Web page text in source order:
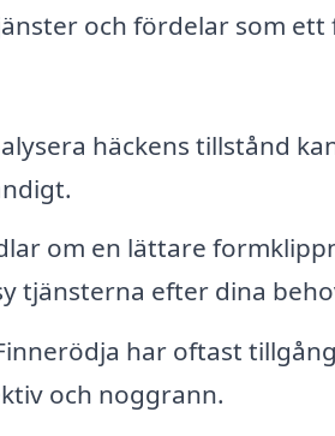
och fördelar som ett
häckens tillstånd
om en lättare
tjänsterna efter dina
har oftast
och noggrann.